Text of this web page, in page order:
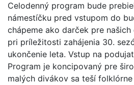
Celodenný program bude
námestíčku pred vstupom do
chápeme ako darček pre
pri príležitosti zahájenia 30.
ukončenie leta. Vstup na
Program je koncipovaný pre
malých divákov sa teší